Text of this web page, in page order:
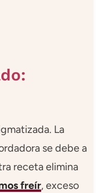
La
se debe a
receta elimina
freír, exceso